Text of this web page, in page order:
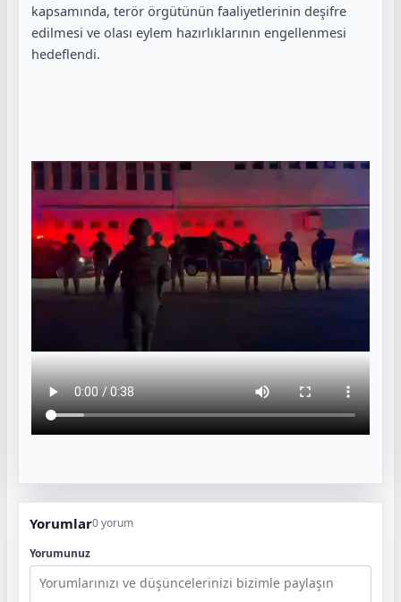
kapsamında, terör örgütünün faaliyetlerinin deşifre
edilmesi ve olası eylem hazırlıklarının engellenmesi
hedeflendi.
Yorumlar0 yorum
Yorumunuz